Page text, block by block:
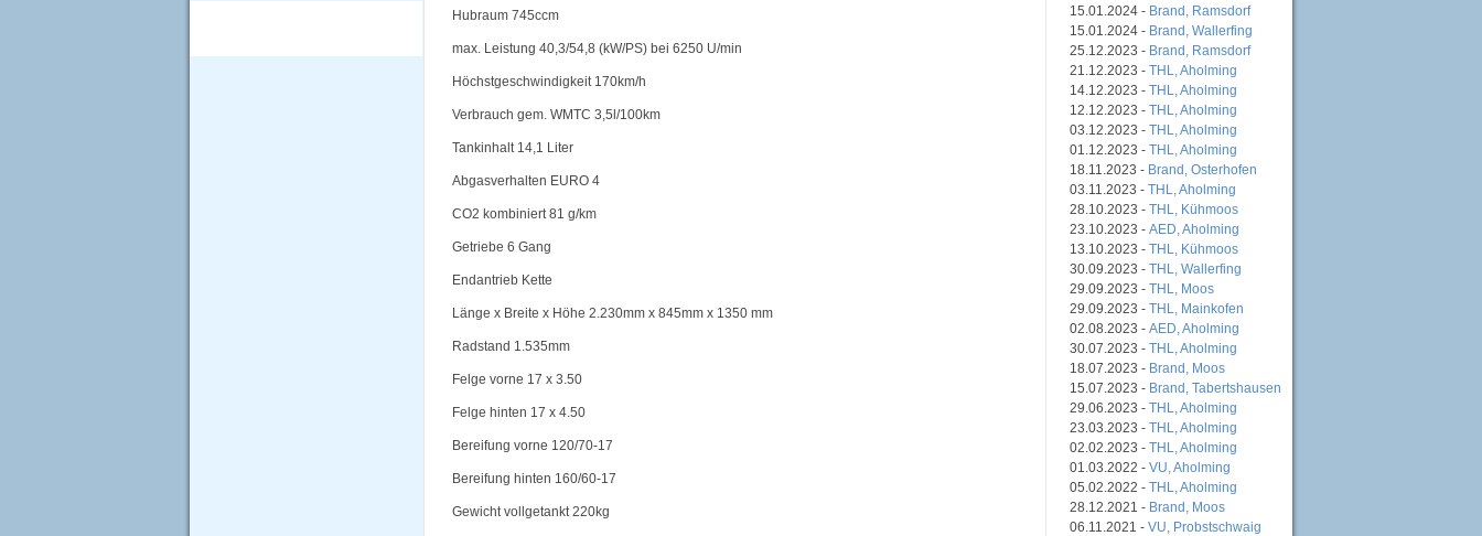
Hubraum 745ccm
max. Leistung 40,3/54,8 (kW/PS) bei 6250 U/min
Höchstgeschwindigkeit 170km/h
Verbrauch gem. WMTC 3,5l/100km
Tankinhalt 14,1 Liter
Abgasverhalten EURO 4
CO2 kombiniert 81 g/km
Getriebe 6 Gang
Endantrieb Kette
Länge x Breite x Höhe 2.230mm x 845mm x 1350 mm
Radstand 1.535mm
Felge vorne 17 x 3.50
Felge hinten 17 x 4.50
Bereifung vorne 120/70-17
Bereifung hinten 160/60-17
Gewicht vollgetankt 220kg
15.01.2024 - Brand, Ramsdorf
15.01.2024 - Brand, Wallerfing
25.12.2023 - Brand, Ramsdorf
21.12.2023 - THL, Aholming
14.12.2023 - THL, Aholming
12.12.2023 - THL, Aholming
03.12.2023 - THL, Aholming
01.12.2023 - THL, Aholming
18.11.2023 - Brand, Osterhofen
03.11.2023 - THL, Aholming
28.10.2023 - THL, Kühmoos
23.10.2023 - AED, Aholming
13.10.2023 - THL, Kühmoos
30.09.2023 - THL, Wallerfing
29.09.2023 - THL, Moos
29.09.2023 - THL, Mainkofen
02.08.2023 - AED, Aholming
30.07.2023 - THL, Aholming
18.07.2023 - Brand, Moos
15.07.2023 - Brand, Tabertshausen
29.06.2023 - THL, Aholming
23.03.2023 - THL, Aholming
02.02.2023 - THL, Aholming
01.03.2022 - VU, Aholming
05.02.2022 - THL, Aholming
28.12.2021 - Brand, Moos
06.11.2021 - VU, Probstschwaig